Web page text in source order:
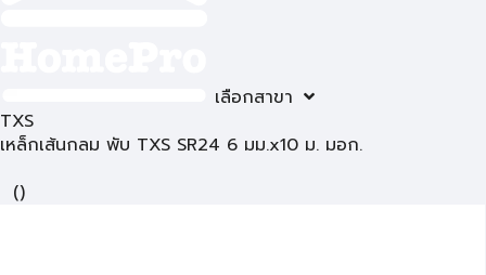
เลือกสาขา
TXS
เหล็กเส้นกลม พับ TXS SR24 6 มม.x10 ม. มอก.
()